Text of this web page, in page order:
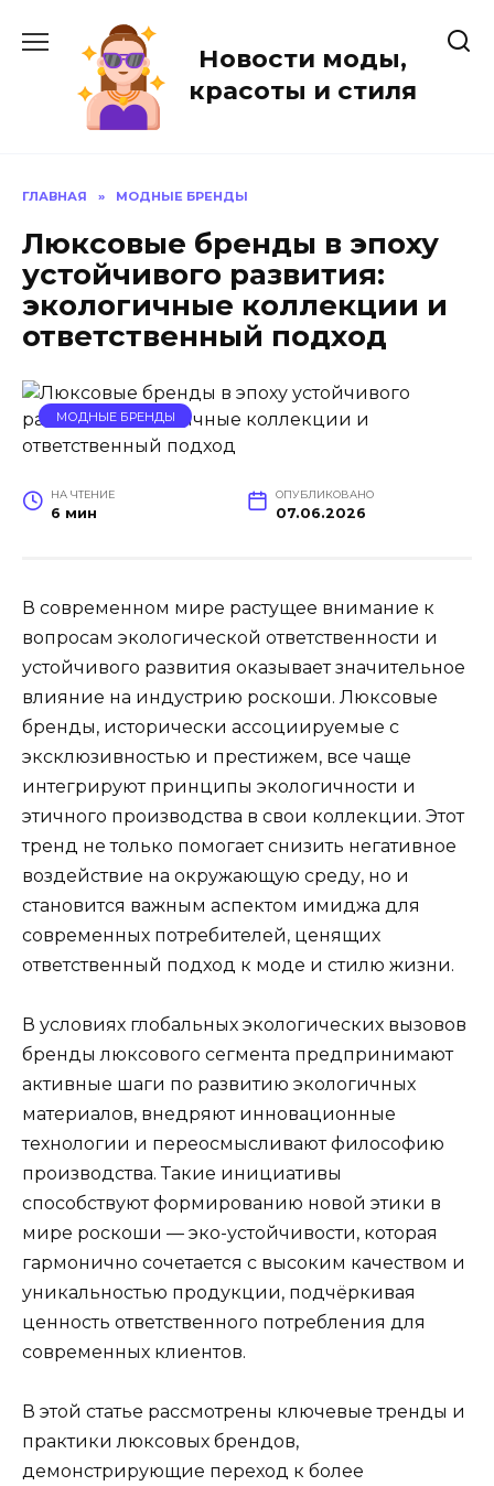
содержанию
Новости моды,
красоты и стиля
ГЛАВНАЯ » МОДНЫЕ БРЕНДЫ
Люксовые бренды в эпоху
устойчивого развития:
экологичные коллекции и
ответственный подход
МОДНЫЕ БРЕНДЫ
НА ЧТЕНИЕ
6 мин
ОПУБЛИКОВАНО
07.06.2026
В современном мире растущее внимание к
вопросам экологической ответственности и
устойчивого развития оказывает значительное
влияние на индустрию роскоши. Люксовые
бренды, исторически ассоциируемые с
эксклюзивностью и престижем, все чаще
интегрируют принципы экологичности и
этичного производства в свои коллекции. Этот
тренд не только помогает снизить негативное
воздействие на окружающую среду, но и
становится важным аспектом имиджа для
современных потребителей, ценящих
ответственный подход к моде и стилю жизни.
В условиях глобальных экологических вызовов
бренды люксового сегмента предпринимают
активные шаги по развитию экологичных
материалов, внедряют инновационные
технологии и переосмысливают философию
производства. Такие инициативы
способствуют формированию новой этики в
мире роскоши — эко-устойчивости, которая
гармонично сочетается с высоким качеством и
уникальностью продукции, подчёркивая
ценность ответственного потребления для
современных клиентов.
В этой статье рассмотрены ключевые тренды и
практики люксовых брендов,
демонстрирующие переход к более